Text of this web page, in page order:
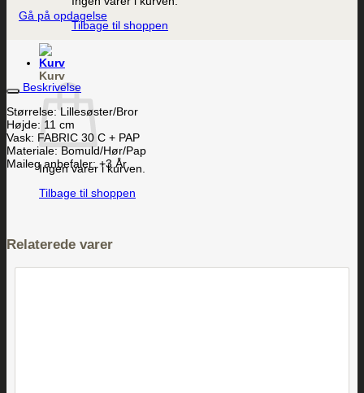
Tilbage til shoppen
Kurv
Ingen varer i kurven.
Tilbage til shoppen
Gå på opdagelse
Beskrivelse
Størrelse: Lillesøster/Bror
Højde: 11 cm
Vask: FABRIC 30 C + PAP
Materiale: Bomuld/Hør/Pap
Maileg anbefaler: +3 År
Relaterede varer